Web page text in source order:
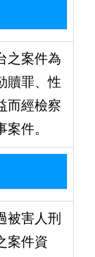
之案件為
贖罪、性
而經檢察
件。
被害人刑
案件資